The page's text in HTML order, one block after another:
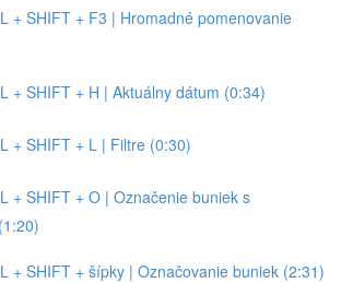
+ SHIFT + F3 | Hromadné pomenovanie
+ SHIFT + H | Aktuálny dátum (0:34)
+ SHIFT + L | Filtre (0:30)
+ SHIFT + O | Označenie buniek s
+ SHIFT + šípky | Označovanie buniek (2:31)